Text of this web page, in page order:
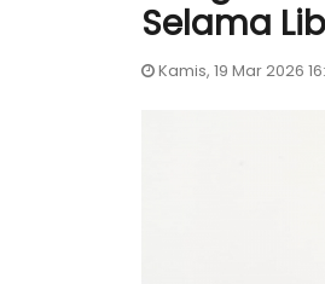
Selama
Kamis, 19 Mar 2026